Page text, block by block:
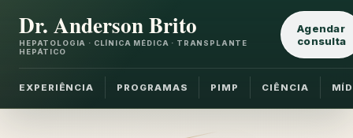
Dr. Anderson Brito
HEPATOLOGIA · CLÍNICA MÉDICA · TRANSPLANTE
HEPÁTICO
EXPERIÊNCIA PROGRAMAS PIMP CIÊNCIA
Agendar
consulta